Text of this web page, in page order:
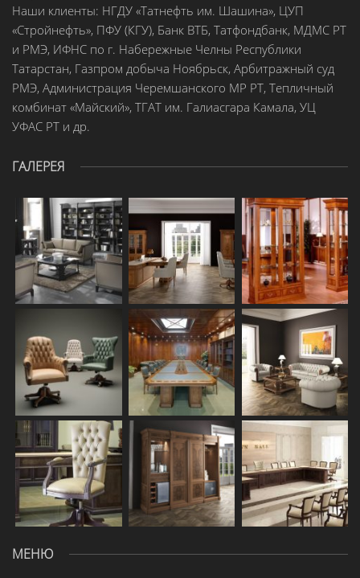
Наши клиенты: НГДУ «Татнефть им. Шашина», ЦУП
«Стройнефть», ПФУ (КГУ), Банк ВТБ, Татфондбанк, МДМС РТ
и РМЭ, ИФНС по г. Набережные Челны Республики
Татарстан, Газпром добыча Ноябрьск, Арбитражный суд
РМЭ, Администрация Черемшанского МР РТ, Тепличный
комбинат «Майский», ТГАТ им. Галиасгара Камала, УЦ
УФАС РТ и др.
ГАЛЕРЕЯ
МЕНЮ